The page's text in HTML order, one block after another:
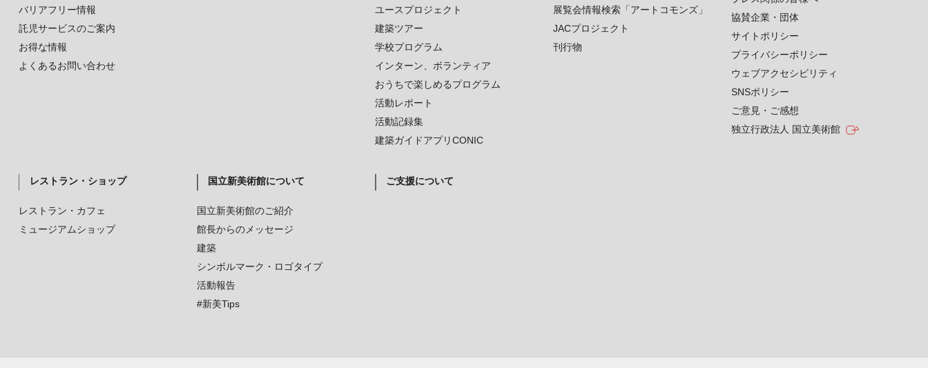
バリアフリー情報
託児サービスのご案内
お得な情報
よくあるお問い合わせ
ユースプロジェクト
建築ツアー
学校プログラム
インターン、ボランティア
おうちで楽しめるプログラム
活動レポート
活動記録集
建築ガイドアプリCONIC
展覧会情報検索「アートコモンズ」
JACプロジェクト
刊行物
レストラン・ショップ
レストラン・カフェ
ミュージアムショップ
国立新美術館について
国立新美術館のご紹介
館長からのメッセージ
建築
シンボルマーク・ロゴタイプ
活動報告
#新美Tips
ご支援について
協賛企業・団体
サイトポリシー
プライバシーポリシー
ウェブアクセシビリティ
SNSポリシー
ご意見・ご感想
独立行政法人 国立美術館